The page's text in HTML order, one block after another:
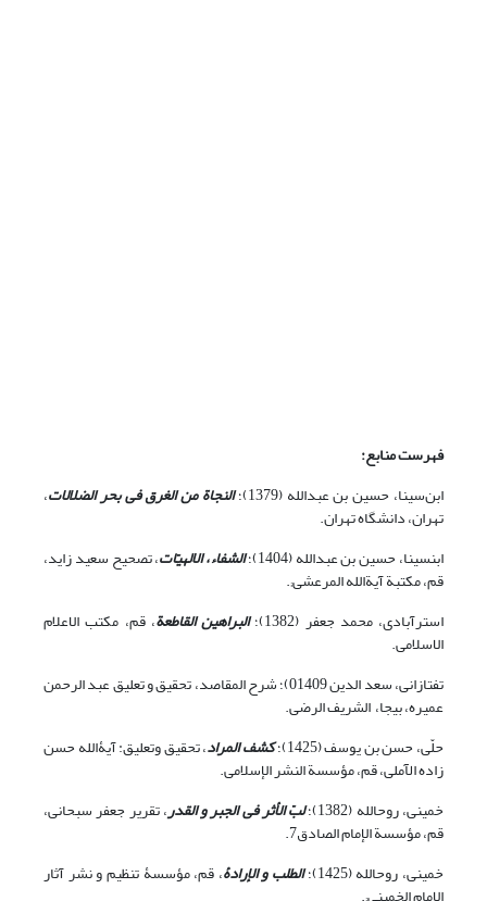
فهرست منابع:
ابن‌‏سینا، حسین ‌بن عبدالله (1379)؛
النجاة من الغرق فى بحر الضلالات،
تهران، دانشگاه تهران.
ابن‏سینا، حسین ‌بن عبدالله (1404)؛
الشفاء، الالهیّات، تصحیح سعید زاید،
قم، مکتبة آیة‏الله المرعشى;.
استرآبادى،‏ محمد جعفر (1382)؛
البراهین القاطعة، قم، مکتب الاعلام
الاسلامی.
تفتازانی، سعد الدین 01409)؛ شرح المقاصد، تحقیق و تعلیق عبد الرحمن
عمیره، بی‏جا، الشریف الرضی.
حلّی، حسن بن یوسف (1425)؛
کشف المراد، تحقیق وتعلیق: آیۀ‏الله حسن
زاده الآملی، قم، مؤسسة النشر الإسلامی.
خمینی، روح‏الله (1382)؛
لبّ الأثر فی الجبر و القدر، تقریر جعفر سبحانی،
قم، مؤسسة الإمام الصادق7.
خمینی، روح‏الله (1425)؛
الطلب و الإرادۀ، قم، مؤسسۀ تنظیم و نشر آثار